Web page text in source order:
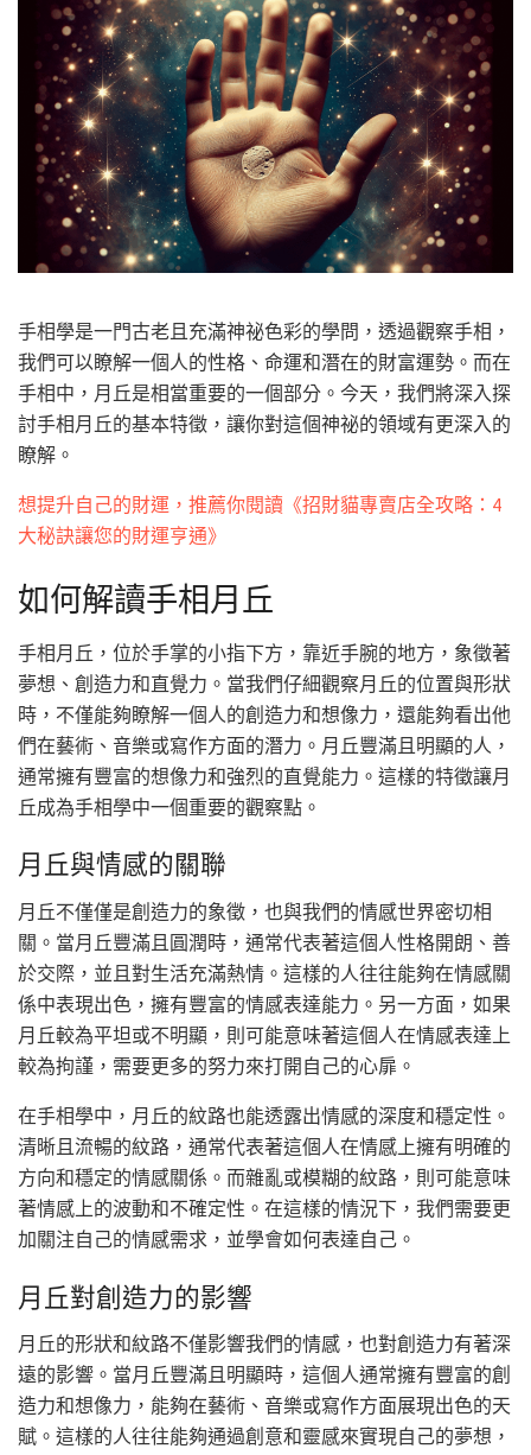
手相學是一門古老且充滿神祕色彩的學問，透過觀察手相，
我們可以瞭解一個人的性格、命運和潛在的財富運勢。而在
手相中，月丘是相當重要的一個部分。今天，我們將深入探
討手相月丘的基本特徵，讓你對這個神祕的領域有更深入的
瞭解。
想提升自己的財運，推薦你閱讀《招財貓專賣店全攻略：4
大秘訣讓您的財運亨通》
如何解讀手相月丘
手相月丘，位於手掌的小指下方，靠近手腕的地方，象徵著
夢想、創造力和直覺力。當我們仔細觀察月丘的位置與形狀
時，不僅能夠瞭解一個人的創造力和想像力，還能夠看出他
們在藝術、音樂或寫作方面的潛力。月丘豐滿且明顯的人，
通常擁有豐富的想像力和強烈的直覺能力。這樣的特徵讓月
丘成為手相學中一個重要的觀察點。
月丘與情感的關聯
月丘不僅僅是創造力的象徵，也與我們的情感世界密切相
關。當月丘豐滿且圓潤時，通常代表著這個人性格開朗、善
於交際，並且對生活充滿熱情。這樣的人往往能夠在情感關
係中表現出色，擁有豐富的情感表達能力。另一方面，如果
月丘較為平坦或不明顯，則可能意味著這個人在情感表達上
較為拘謹，需要更多的努力來打開自己的心扉。
在手相學中，月丘的紋路也能透露出情感的深度和穩定性。
清晰且流暢的紋路，通常代表著這個人在情感上擁有明確的
方向和穩定的情感關係。而雜亂或模糊的紋路，則可能意味
著情感上的波動和不確定性。在這樣的情況下，我們需要更
加關注自己的情感需求，並學會如何表達自己。
月丘對創造力的影響
月丘的形狀和紋路不僅影響我們的情感，也對創造力有著深
遠的影響。當月丘豐滿且明顯時，這個人通常擁有豐富的創
造力和想像力，能夠在藝術、音樂或寫作方面展現出色的天
賦。這樣的人往往能夠通過創意和靈感來實現自己的夢想，